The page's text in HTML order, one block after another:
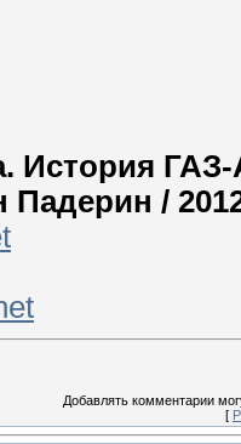
История
/
Добавлять комментарии
[